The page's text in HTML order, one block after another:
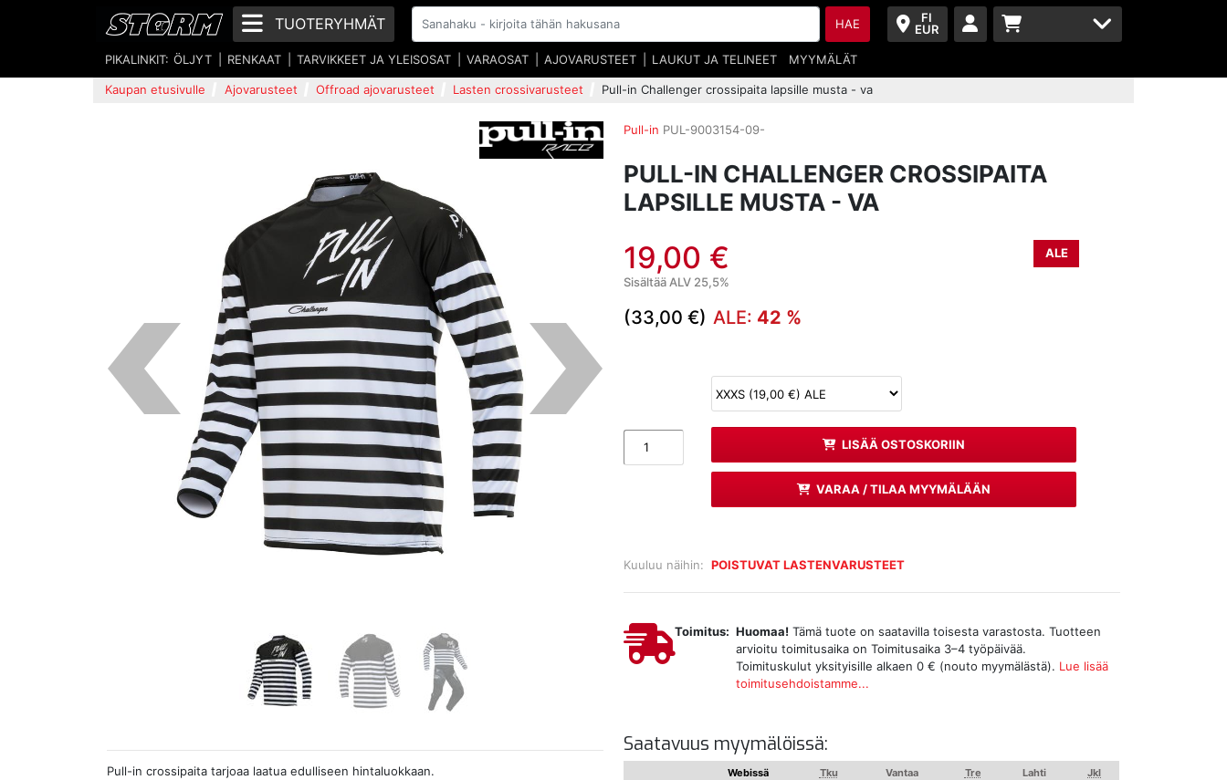
FI
EUR
TUOTERYHMÄT HAE
PIKALINKIT: ÖLJYT RENKAAT TARVIKKEET JA YLEISOSAT VARAOSAT AJOVARUSTEET LAUKUT JA TELINEET MYYMÄLÄT
Kaupan etusivulle Ajovarusteet Offroad ajovarusteet Lasten crossivarusteet Pull-in Challenger crossipaita lapsille musta - va
Pull-in PUL-9003154-09-
PULL-IN CHALLENGER CROSSIPAITA
LAPSILLE MUSTA - VA
19,00 €
ALE
Sisältää ALV 25,5%
(33,00 €) ALE: 42 %
LISÄÄ OSTOSKORIIN
VARAA / TILAA MYYMÄLÄÄN
Kuuluu näihin: POISTUVAT LASTENVARUSTEET
Toimitus: Huomaa! Tämä tuote on saatavilla toisesta varastosta. Tuotteen
arvioitu toimitusaika on Toimitusaika 3–4 työpäivää.
Toimituskulut yksityisille alkaen 0 € (nouto myymälästä). Lue lisää
toimitusehdoistamme...
Saatavuus myymälöissä:
Webissä Tku Vantaa Tre Lahti
Jkl
Pull-in crossipaita tarjoaa laatua edulliseen hintaluokkaan.